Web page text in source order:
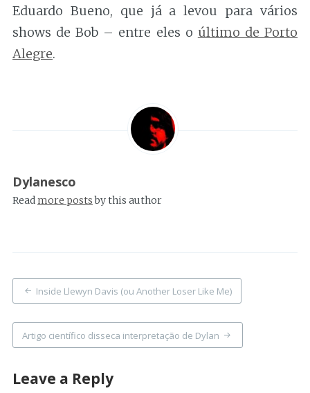
Eduardo Bueno, que já a levou para vários
shows de Bob – entre eles o último de Porto
Alegre.
Dylanesco
Readmore postsby this author
Post
navigation
Inside Llewyn Davis (ou Another Loser Like Me)
Artigo científico disseca interpretação de Dylan
Leave a Reply